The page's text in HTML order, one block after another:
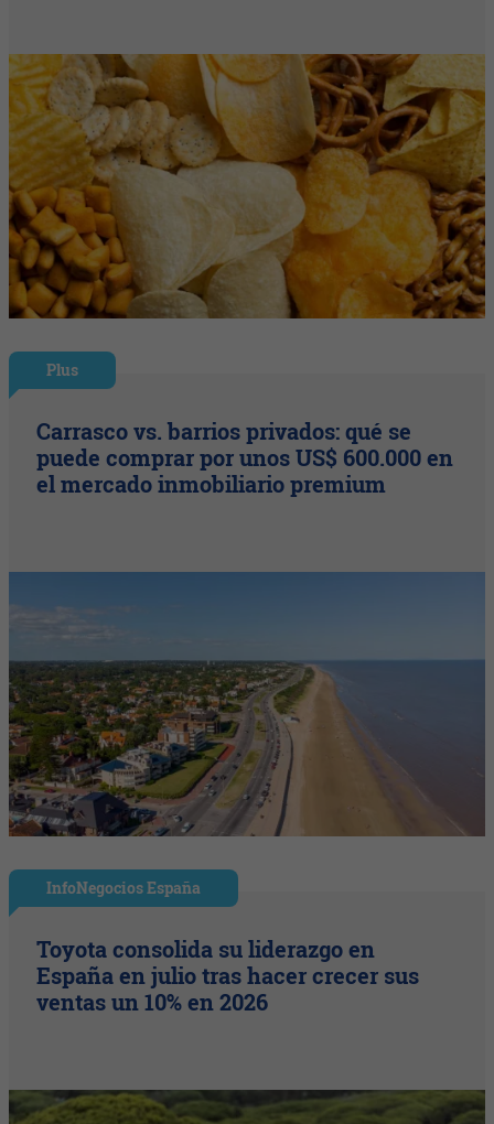
Plus
Carrasco vs. barrios privados: qué se
puede comprar por unos US$ 600.000 en
el mercado inmobiliario premium
InfoNegocios España
Toyota consolida su liderazgo en
España en julio tras hacer crecer sus
ventas un 10% en 2026